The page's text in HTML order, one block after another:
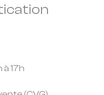
17h